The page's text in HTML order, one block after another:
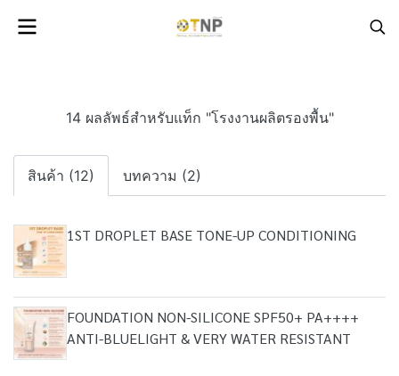
14 ผลลัพธ์สำหรับแท็ก "โรงงานผลิตรองพื้น"
สินค้า (12) บทความ (2)
1ST DROPLET BASE TONE-UP CONDITIONING
FOUNDATION NON-SILICONE SPF50+ PA++++
ANTI-BLUELIGHT & VERY WATER RESISTANT